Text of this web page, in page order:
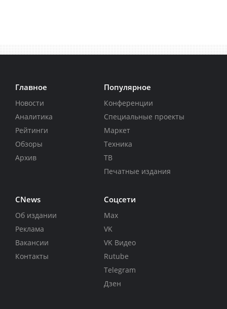
Главное
Новости
Аналитика
Рейтинги
Обзоры
Архив
Популярное
Конференции
Специальные проекты
Маркет
Техника
ТВ
Печатные издания
CNews
Об издании
Реклама
Вакансии
Контакты
Соцсети
Max
VK
VK Видео
Rutube
Telegram
Дзен